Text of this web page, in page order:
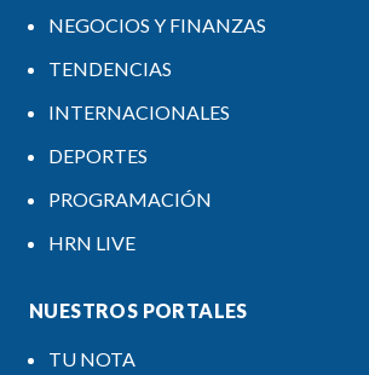
NEGOCIOS Y FINANZAS
TENDENCIAS
INTERNACIONALES
DEPORTES
PROGRAMACIÓN
HRN LIVE
NUESTROS PORTALES
TU NOTA